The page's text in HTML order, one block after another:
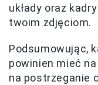
układy oraz
twoim zdjęciom.
Podsumowując,
powinien mieć
na postrzeganie